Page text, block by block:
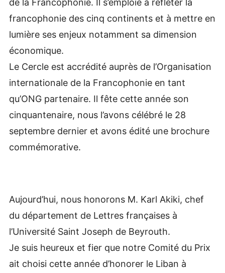
de la Francophonie. Il s’emploie à refléter la
francophonie des cinq continents et à mettre en
lumière ses enjeux notamment sa dimension
économique.
Le Cercle est accrédité auprès de l’Organisation
internationale de la Francophonie en tant
qu’ONG partenaire. Il fête cette année son
cinquantenaire, nous l’avons célébré le 28
septembre dernier et avons édité une brochure
commémorative.
Aujourd’hui, nous honorons M. Karl Akiki, chef
du département de Lettres françaises à
l’Université Saint Joseph de Beyrouth.
Je suis heureux et fier que notre Comité du Prix
ait choisi cette année d’honorer le Liban à